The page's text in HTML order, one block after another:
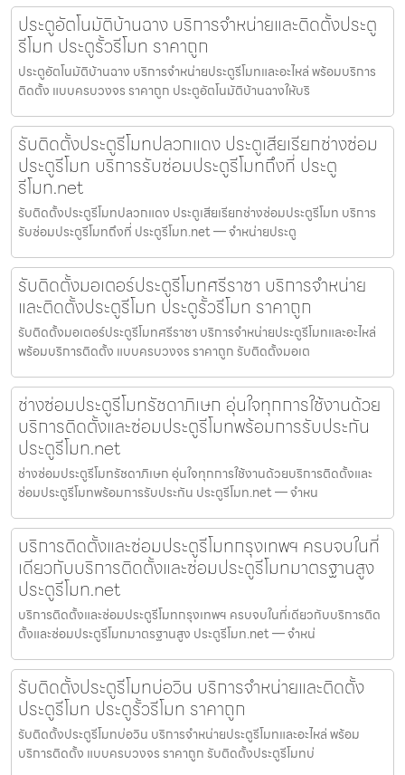
ประตูอัตโนมัติบ้านฉาง บริการจำหน่ายและติดตั้งประตู
รีโมท ประตูรั้วรีโมท ราคาถูก
ประตูอัตโนมัติบ้านฉาง บริการจำหน่ายประตูรีโมทและอะไหล่ พร้อมบริการ
ติดตั้ง แบบครบวงจร ราคาถูก ประตูอัตโนมัติบ้านฉางให้บริ
รับติดตั้งประตูรีโมทปลวกแดง ประตูเสียเรียกช่างซ่อม
ประตูรีโมท บริการรับซ่อมประตูรีโมทถึงที่ ประตู
รีโมท.net
รับติดตั้งประตูรีโมทปลวกแดง ประตูเสียเรียกช่างซ่อมประตูรีโมท บริการ
รับซ่อมประตูรีโมทถึงที่ ประตูรีโมท.net — จำหน่ายประตู
รับติดตั้งมอเตอร์ประตูรีโมทศรีราชา บริการจำหน่าย
และติดตั้งประตูรีโมท ประตูรั้วรีโมท ราคาถูก
รับติดตั้งมอเตอร์ประตูรีโมทศรีราชา บริการจำหน่ายประตูรีโมทและอะไหล่
พร้อมบริการติดตั้ง แบบครบวงจร ราคาถูก รับติดตั้งมอเต
ช่างซ่อมประตูรีโมทรัชดาภิเษก อุ่นใจทุกการใช้งานด้วย
บริการติดตั้งและซ่อมประตูรีโมทพร้อมการรับประกัน
ประตูรีโมท.net
ช่างซ่อมประตูรีโมทรัชดาภิเษก อุ่นใจทุกการใช้งานด้วยบริการติดตั้งและ
ซ่อมประตูรีโมทพร้อมการรับประกัน ประตูรีโมท.net — จำหน
บริการติดตั้งและซ่อมประตูรีโมทกรุงเทพฯ ครบจบในที่
เดียวกับบริการติดตั้งและซ่อมประตูรีโมทมาตรฐานสูง
ประตูรีโมท.net
บริการติดตั้งและซ่อมประตูรีโมทกรุงเทพฯ ครบจบในที่เดียวกับบริการติด
ตั้งและซ่อมประตูรีโมทมาตรฐานสูง ประตูรีโมท.net — จำหน่
รับติดตั้งประตูรีโมทบ่อวิน บริการจำหน่ายและติดตั้ง
ประตูรีโมท ประตูรั้วรีโมท ราคาถูก
รับติดตั้งประตูรีโมทบ่อวิน บริการจำหน่ายประตูรีโมทและอะไหล่ พร้อม
บริการติดตั้ง แบบครบวงจร ราคาถูก รับติดตั้งประตูรีโมทบ่